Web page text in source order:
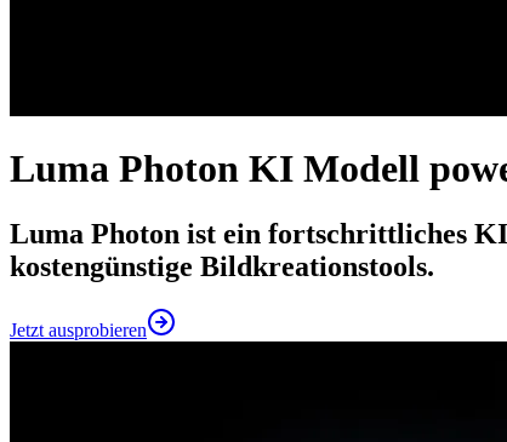
Luma Photon KI Modell
Luma Photon ist ein fortschrittliches
kostengünstige Bildkreationstools.
Jetzt ausprobieren